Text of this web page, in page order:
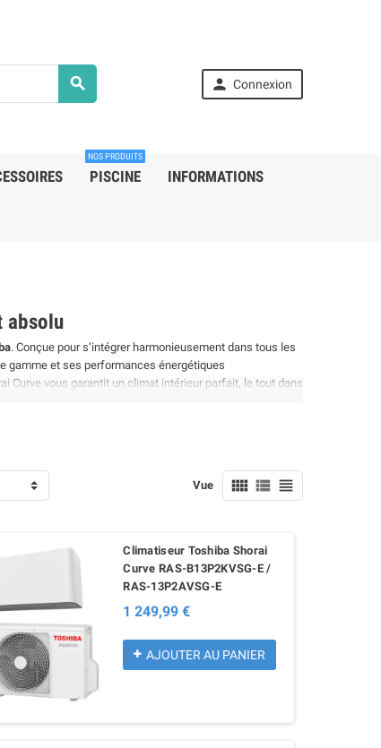
  Connexion
PISCINE
NOS PRODUITS
INFORMATIONS
Mural Réversible
Etherea Z 3,5 kW -
Z35ZKEW / CU-Z35ZKE)
1 296,00 € TTC
LE PRODUIT
Climatiseur Réversible Daikin
Sensira FTXF20F et RXF20F - 2.0
VOIR LE PRODUIT
absolu
. Conçue pour s’intégrer harmonieusement dans tous les
gamme et ses performances énergétiques
Curve vous garantit un climat intérieur parfait, le tout dans
Vue   
Climatiseur Toshiba Shorai
Curve RAS-B13P2KVSG-E /
RAS-13P2AVSG-E
1 249,99 €
AJOUTER AU PANIER